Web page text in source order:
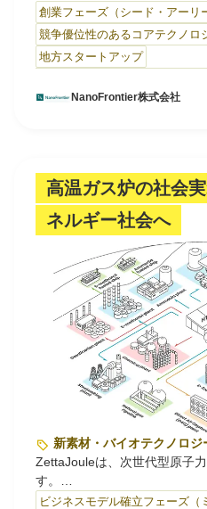
有機化合物を「再沈殿法」に
子化する独自技術を核に、
さまざまな産業・社会課題の
東北大学で長年にわたり蓄積
スを、高感度センシング、環
創業フェーズ（シード・アーリ
競争優位性のあるコアテクノロ
地方スタートアップ
NanoFrontier株式会社
高温ガス炉の社会
ネルギー社会へ
新素材・バイオテクノロ
ZettaJouleは、次世代型原子
す。
当社は、海外において、オー
ビジネスモデル確立フェーズ（